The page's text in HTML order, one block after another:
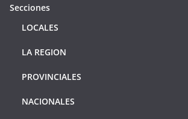
Secciones
LOCALES
LA REGION
PROVINCIALES
NACIONALES